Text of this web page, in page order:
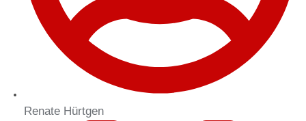
Renate Hürtgen